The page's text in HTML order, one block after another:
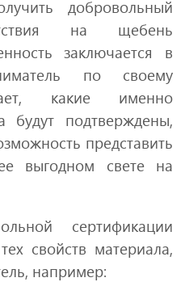
добровольный
на щебень
заключается в
по своему
какие именно
будут подтверждены,
представить
выгодном свете на
сертификации
свойств материала,
например: